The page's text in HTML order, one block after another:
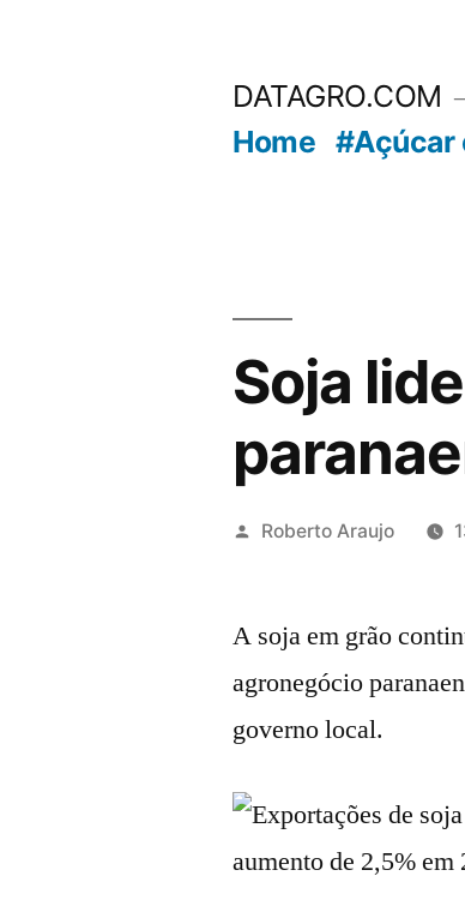
DATAGRO.COM
Home #Açúcar
Soja
Publicado
Roberto Araujo
A soja em grão
agronegócio
governo local.